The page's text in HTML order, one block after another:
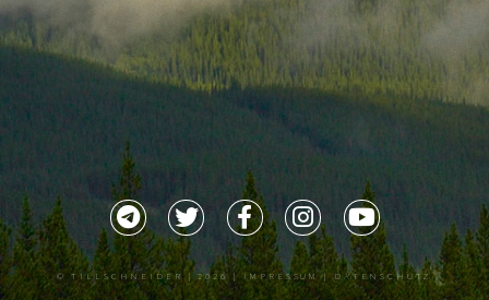
©TILLSCHNEIDER | 2026 |IMPRESSUM |DATENSCHUTZ